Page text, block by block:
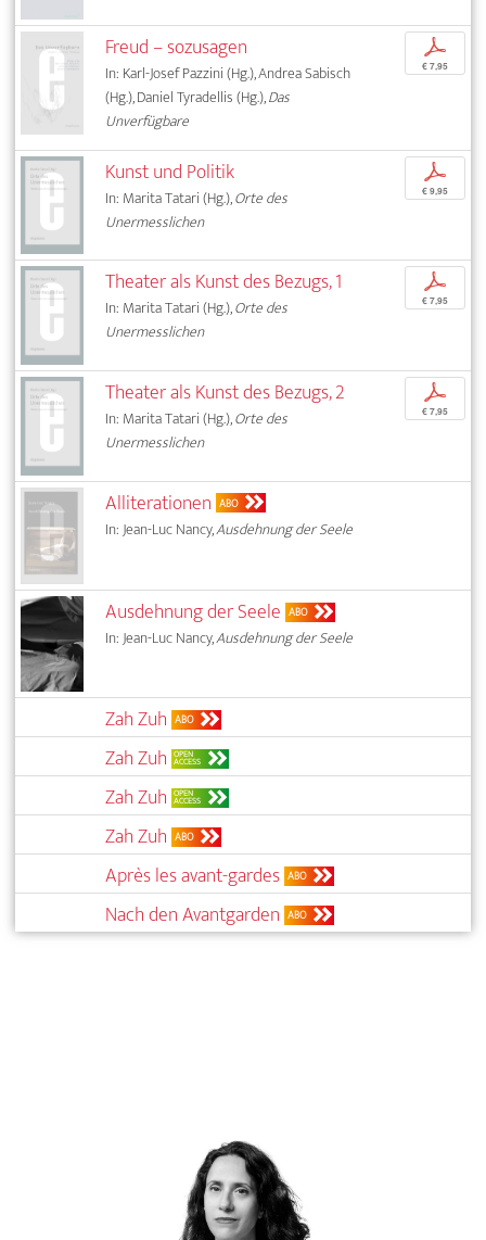
Freud – sozusagen
In: Karl-Josef Pazzini (Hg.), Andrea Sabisch
(Hg.), Daniel Tyradellis (Hg.),Das
Unverfügbare
p
€ 7,95
Kunst und Politik
In: Marita Tatari (Hg.),Orte des
Unermesslichen
p
€ 9,95
Theater als Kunst des Bezugs, 1
In: Marita Tatari (Hg.),Orte des
Unermesslichen
p
€ 7,95
Theater als Kunst des Bezugs, 2
In: Marita Tatari (Hg.),Orte des
Unermesslichen
p
€ 7,95
Alliterationen ABO
In: Jean-Luc Nancy,Ausdehnung der Seele
Ausdehnung der Seele ABO
In: Jean-Luc Nancy,Ausdehnung der Seele
Zah Zuh ABO
Zah Zuh OPEN
ACCESS
Zah Zuh OPEN
ACCESS
Zah Zuh ABO
Après les avant-gardes ABO
Nach den Avantgarden ABO